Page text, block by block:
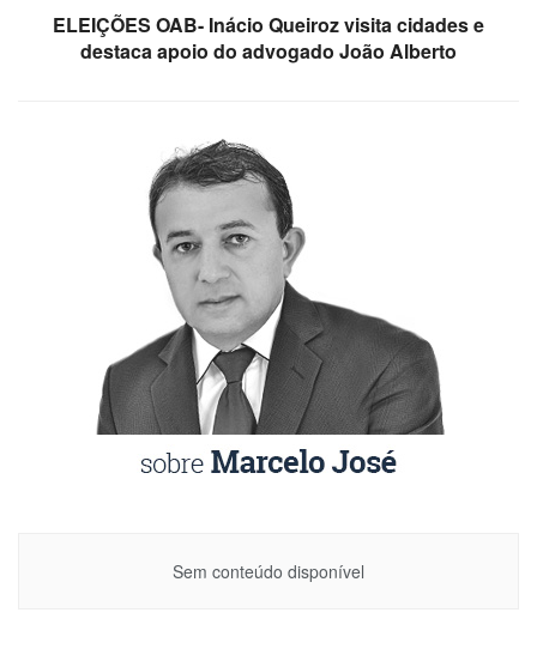
ELEIÇÕES OAB- Inácio Queiroz visita cidades e
destaca apoio do advogado João Alberto
Sem conteúdo disponível